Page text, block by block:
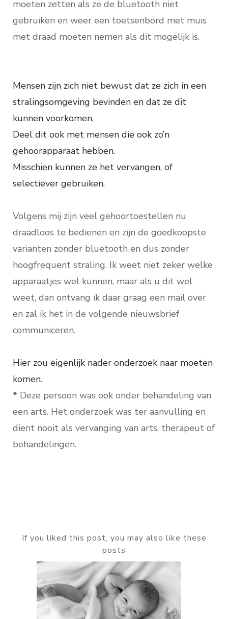
moeten zetten als ze de bluetooth niet
gebruiken en weer een toetsenbord met muis
met draad moeten nemen als dit mogelijk is.
Mensen zijn zich niet bewust dat ze zich in een
stralingsomgeving bevinden en dat ze dit
kunnen voorkomen.
Deel dit ook met mensen die ook zo’n
gehoorapparaat hebben.
Misschien kunnen ze het vervangen, of
selectiever gebruiken.
Volgens mij zijn veel gehoortoestellen nu
draadloos te bedienen en zijn de goedkoopste
varianten zonder bluetooth en dus zonder
hoogfrequent straling. Ik weet niet zeker welke
apparaatjes wel kunnen, maar als u dit wel
weet, dan ontvang ik daar graag een mail over
en zal ik het in de volgende nieuwsbrief
communiceren.
Hier zou eigenlijk nader onderzoek naar moeten
komen.
* Deze persoon was ook onder behandeling van
een arts. Het onderzoek was ter aanvulling en
dient nooit als vervanging van arts, therapeut of
behandelingen.
If you liked this post, you may also like these
posts